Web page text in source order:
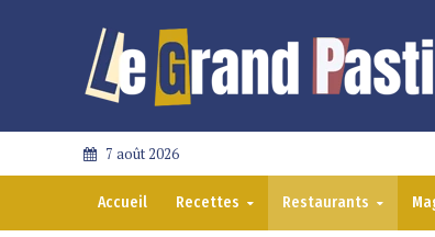
7 août 2026
Accueil Recettes Restaurants